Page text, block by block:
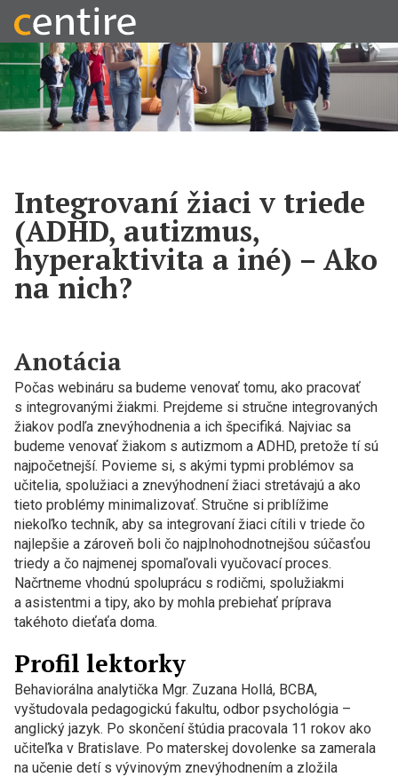
Integrovaní žiaci v triede
(ADHD, autizmus,
hyperaktivita a iné) – Ako
na nich?
Anotácia
Počas webináru sa budeme venovať tomu, ako pracovať
s integrovanými žiakmi. Prejdeme si stručne integrovaných
žiakov podľa znevýhodnenia a ich špecifiká. Najviac sa
budeme venovať žiakom s autizmom a ADHD, pretože tí sú
najpočetnejší. Povieme si, s akými typmi problémov sa
učitelia, spolužiaci a znevýhodnení žiaci stretávajú a ako
tieto problémy minimalizovať. Stručne si priblížime
niekoľko techník, aby sa integrovaní žiaci cítili v triede čo
najlepšie a zároveň boli čo najplnohodnotnejšou súčasťou
triedy a čo najmenej spomaľovali vyučovací proces.
Načrtneme vhodnú spoluprácu s rodičmi, spolužiakmi
a asistentmi a tipy, ako by mohla prebiehať príprava
takéhoto dieťaťa doma.
Profil lektorky
Behaviorálna analytička Mgr. Zuzana Hollá, BCBA,
vyštudovala pedagogickú fakultu, odbor psychológia –
anglický jazyk. Po skončení štúdia pracovala 11 rokov ako
učiteľka v Bratislave. Po materskej dovolenke sa zamerala
na učenie detí s vývinovým znevýhodnením a zložila